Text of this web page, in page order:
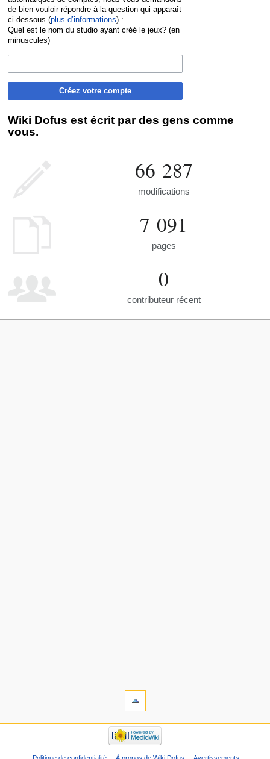
de bien vouloir répondre à la question qui apparaît
ci-dessous (plus d’informations) :
Quel est le nom du studio ayant créé le jeux? (en
minuscules)
Créez votre compte
Wiki Dofus est écrit par des gens comme
vous.
66 287
modifications
7 091
pages
0
contributeur récent